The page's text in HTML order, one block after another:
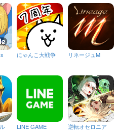
にゃんこ大戦争 リネージュM
LINE GAME 逆転オセロニア